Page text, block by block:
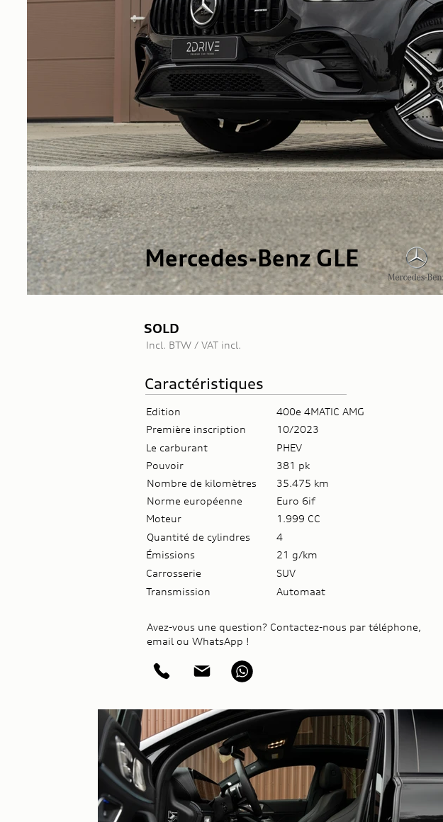
Mercedes-Benz GLE
SOLD
Incl. BTW / VAT incl.
Caractéristiques
Edition
Première inscription
Le carburant
Pouvoir
Nombre de kilomètres
Norme européenne
Moteur
Quantité de cylindres
Émissions
Carrosserie
Transmission
400e 4MATIC AMG
10/2023
PHEV
381 pk
35.475 km
Euro 6if
1.999 CC
4
21 g/km
SUV
Automaat
Avez-vous une question? Contactez-nous par téléphone,
email ou WhatsApp !